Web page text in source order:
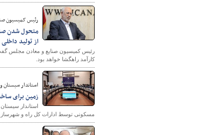
رئیس کمیسیون
متحول شدن
از تولید داخلی
رئیس کمیسیون صنایع و معادن مجلس
کارآمد راهگشا خواهد بود.
استاندار سیستان
زمین برای ساخت ۸۵ هزار واحد مسکونی طرح نهضت ملی مسکن
مسکونی توسط ادارات کل راه و